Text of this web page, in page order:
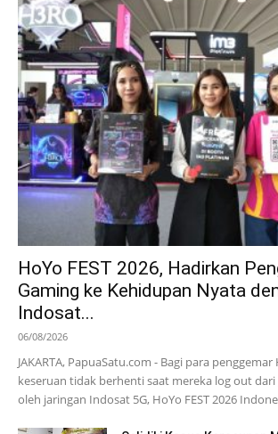
HoYo FEST 2026, Hadirkan
Gaming ke Kehidupan Nyata
Indosat...
06/08/2026
JAKARTA, PapuaSatu.com - Bagi para penggemar
keseruan tidak berhenti saat mereka log out
oleh jaringan Indosat 5G, HoYo FEST 2026